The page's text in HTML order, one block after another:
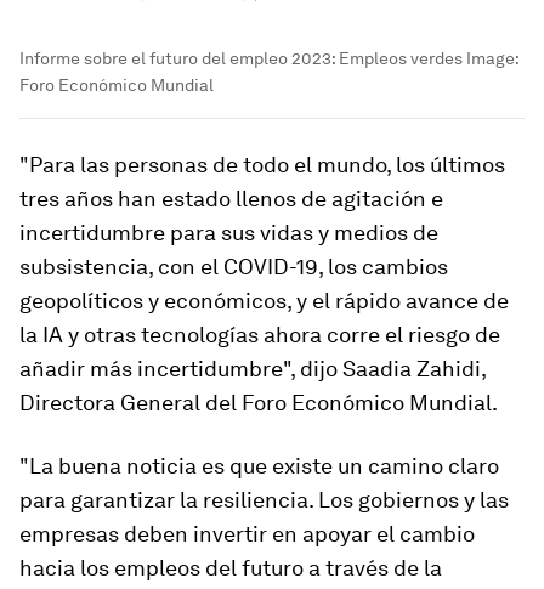
Informe sobre el futuro del empleo 2023: Empleos verdes Image:
Foro Económico Mundial
"Para las personas de todo el mundo, los últimos
tres años han estado llenos de agitación e
incertidumbre para sus vidas y medios de
subsistencia, con el COVID-19, los cambios
geopolíticos y económicos, y el rápido avance de
la IA y otras tecnologías ahora corre el riesgo de
añadir más incertidumbre", dijo Saadia Zahidi,
Directora General del Foro Económico Mundial.
"La buena noticia es que existe un camino claro
para garantizar la resiliencia. Los gobiernos y las
empresas deben invertir en apoyar el cambio
hacia los empleos del futuro a través de la